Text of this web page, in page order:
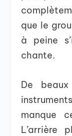
que le
à peine
chante.
De
manque
L’arrière